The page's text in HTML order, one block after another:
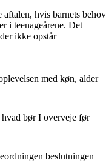
aftalen, hvis barnets behov
i teenageårene. Det
ikke opstår
med køn, alder
bør I overveje før
beslutningen